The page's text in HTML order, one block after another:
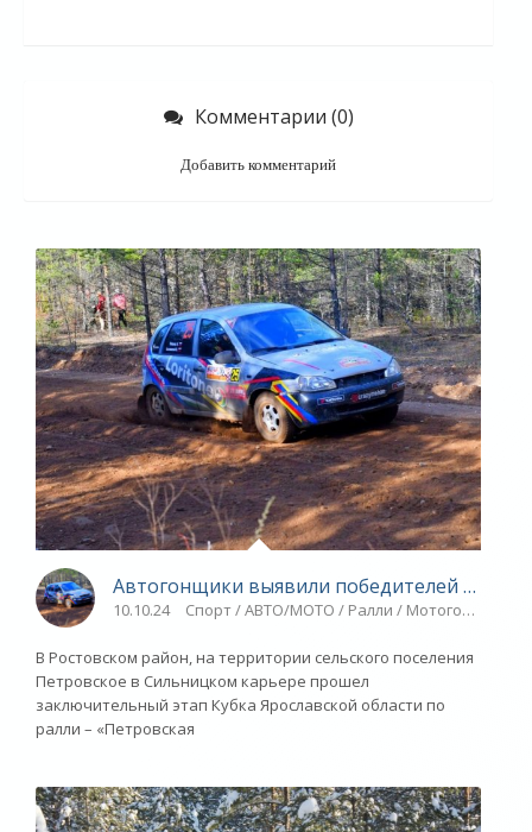
Комментарии (0)
Добавить комментарий
Автогонщики выявили победителей -
10.10.24 Спорт / АВТО/МОТО / Ралли / Мотогонки /
В Ростовском район, на территории сельского поселения
Петровское в Сильницком карьере прошел
заключительный этап Кубка Ярославской области по
ралли – «Петровская